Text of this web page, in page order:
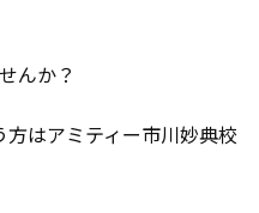
んか？
はアミティー市川妙典校